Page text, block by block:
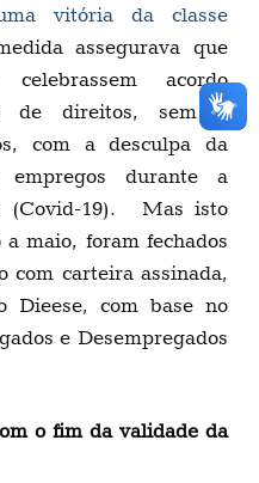
vitória da classe
assegurava que
acordo
de direitos, sem a
com a desculpa da
empregos durante a
(Covid-19). Mas isto
maio, foram fechados
com carteira assinada,
Dieese, com base no
e Desempregados
o fim da validade da